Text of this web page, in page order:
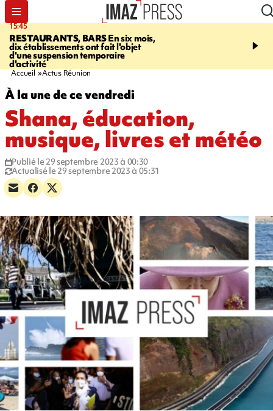
15:45
RESTAURANTS, BARSEn six mois,
dix établissements ont fait l'objet
d'une suspension temporaire
d'activité
17:17
Angeles, un homme vit
Accueil Actus Réunion
À la une de ce vendredi
Shana, éducation,
musique, livres et météo
Publié le 29 septembre 2023 à 00:30
Actualisé le 29 septembre 2023 à 05:31